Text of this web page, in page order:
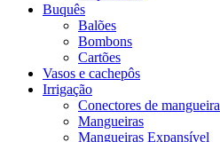
Buquês
Balões
Bombons
Cartões
Vasos e cachepôs
Irrigação
Conectores de mangueira
Mangueiras
Mangueiras Expansível